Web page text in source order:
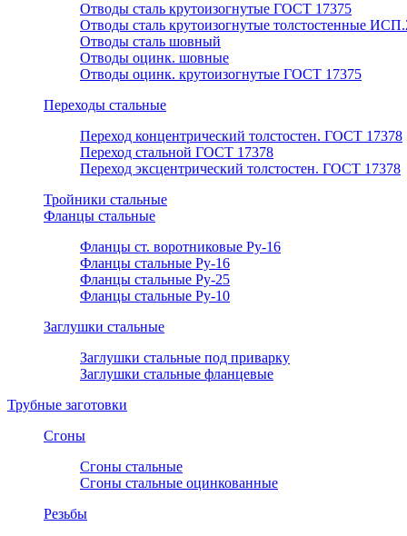
Отводы сталь крутоизогнутые ГОСТ 17375
Отводы сталь крутоизогнутые толстостенные
Отводы сталь шовный
Отводы оцинк. шовные
Отводы оцинк. крутоизогнутые ГОСТ 17375
Переходы стальные
Переход концентрический толстостен. ГОСТ 17378
Переход стальной ГОСТ 17378
Переход эксцентрический толстостен. ГОСТ 17378
Тройники стальные
Фланцы стальные
Фланцы ст. воротниковые Ру-16
Фланцы стальные Ру-16
Фланцы стальные Ру-25
Фланцы стальные Ру-10
Заглушки стальные
Заглушки стальные под приварку
Заглушки стальные фланцевые
Трубные заготовки
Сгоны
Сгоны стальные
Сгоны стальные оцинкованные
Резьбы